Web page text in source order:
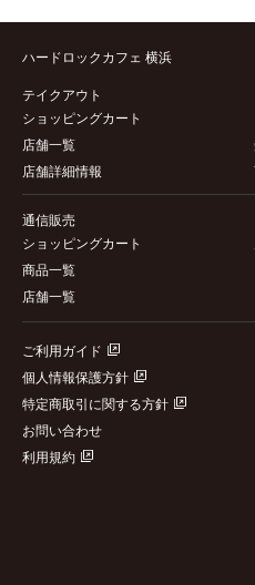
ハードロックカフェ 横浜
テイクアウト
ショッピングカート
店舗一覧
店舗詳細情報
通信販売
ショッピングカート
商品一覧
店舗一覧
ご利用ガイド
特定商取引に関する方針
利用規約
個人情報保護方針
お問い合わせ